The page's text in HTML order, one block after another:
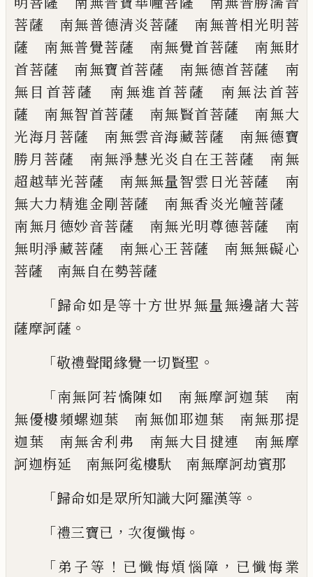
菩薩 南無普德清炎菩薩 南無普相光明菩
薩 南無普覺菩薩 南無覺首菩薩 南無財
首菩薩 南無寶首菩薩 南無德首菩薩 南
無目首菩薩 南無進首菩薩 南無法首菩
薩 南無智首菩薩 南無賢首菩薩 南無大
光海月菩薩 南無雲音海藏菩薩 南無德寶
勝月菩薩 南無淨慧光炎自在王菩薩 南無
超越華光菩薩 南無無量智雲日光菩薩 南
無大力精進金剛菩薩 南無香炎光幢菩薩
南無月德妙音菩薩 南無光明尊德菩薩 南
無明淨藏菩薩 南無心王菩薩 南無無礙心
菩薩 南無自在勢菩薩
「歸命如是等十方世界無量無邊諸大菩
薩摩訶薩 。
「敬禮聲聞緣覺一切賢聖 。
「南無阿若憍陳如 南無摩訶迦葉 南
無優樓頻螺迦葉 南無伽耶迦葉 南無那提
迦葉 南無舍利弗 南無大目揵連 南無摩
訶迦栴延 南無阿㝹樓馱 南無摩訶劫賓那
「歸命如是眾所知識大阿羅漢等 。
「禮三寶已 ， 次復懺悔 。
「弟子等 ！ 已懺悔煩惱障 ， 已懺悔業